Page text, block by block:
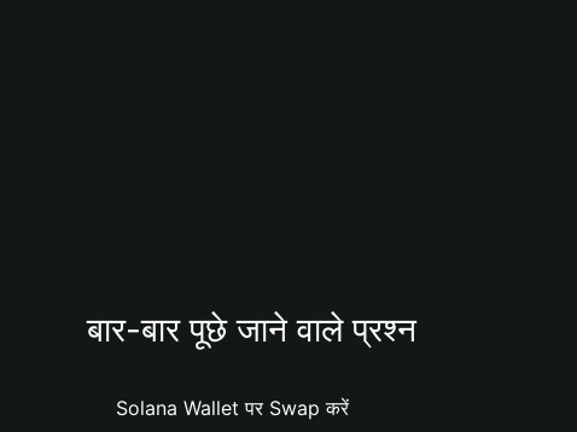
बार-बार पूछे जाने वाले प्रश्न
Solana Wallet पर Swap करें